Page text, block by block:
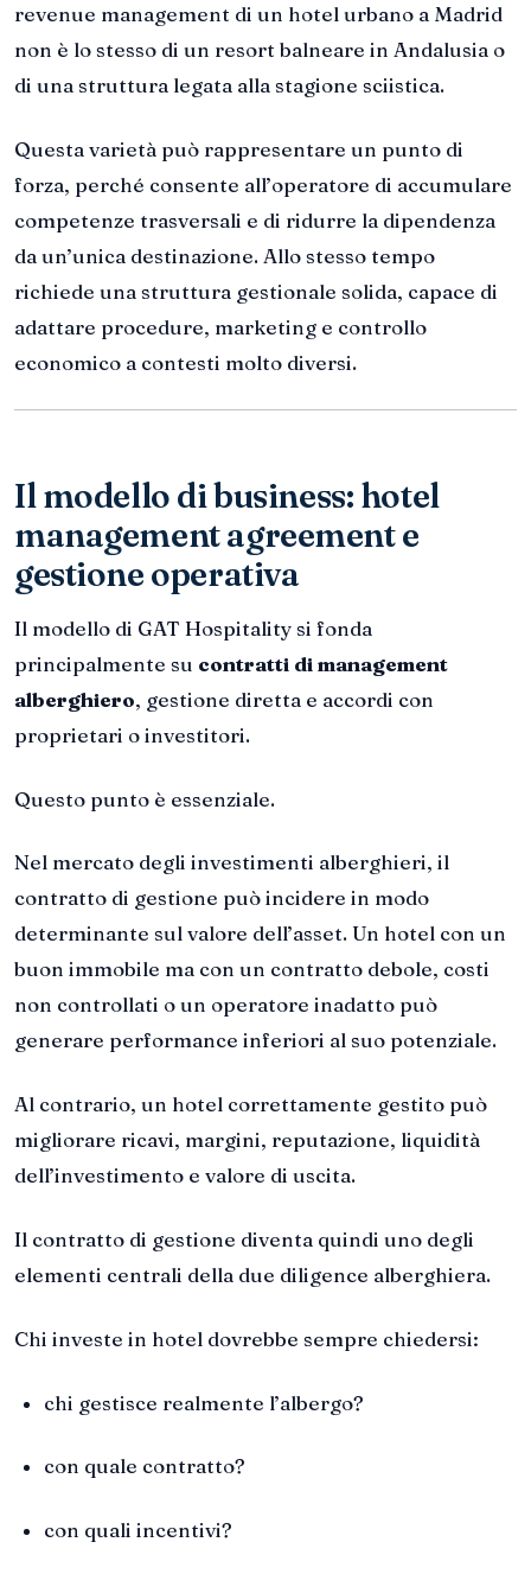
revenue management di un hotel urbano a Madrid
non è lo stesso di un resort balneare in Andalusia o
di una struttura legata alla stagione sciistica.
Questa varietà può rappresentare un punto di
forza, perché consente all’operatore di accumulare
competenze trasversali e di ridurre la dipendenza
da un’unica destinazione. Allo stesso tempo
richiede una struttura gestionale solida, capace di
adattare procedure, marketing e controllo
economico a contesti molto diversi.
Il modello di business: hotel
management agreement e
gestione operativa
Il modello di GAT Hospitality si fonda
principalmente su contratti di management
alberghiero, gestione diretta e accordi con
proprietari o investitori.
Questo punto è essenziale.
Nel mercato degli investimenti alberghieri, il
contratto di gestione può incidere in modo
determinante sul valore dell’asset. Un hotel con un
buon immobile ma con un contratto debole, costi
non controllati o un operatore inadatto può
generare performance inferiori al suo potenziale.
Al contrario, un hotel correttamente gestito può
migliorare ricavi, margini, reputazione, liquidità
dell’investimento e valore di uscita.
Il contratto di gestione diventa quindi uno degli
elementi centrali della due diligence alberghiera.
Chi investe in hotel dovrebbe sempre chiedersi:
chi gestisce realmente l’albergo?
con quale contratto?
con quali incentivi?